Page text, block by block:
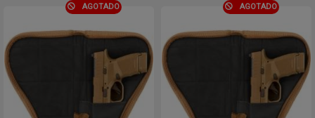
AGOTADO AGOTADO